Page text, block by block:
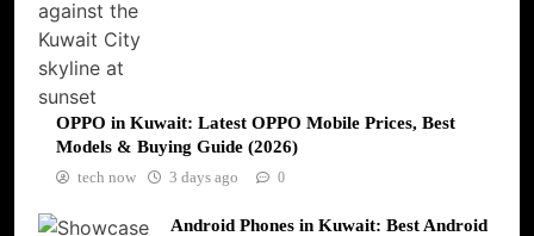
OPPO in Kuwait: Latest OPPO Mobile Prices, Best
Models & Buying Guide (2026)
tech now 3 days ago 0
Android Phones in Kuwait: Best Android